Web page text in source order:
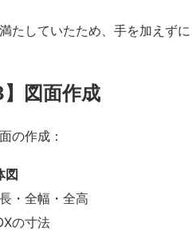
たしていたため、手を加えず
】図面作成
の作成：
図
・全幅・全高
の寸法